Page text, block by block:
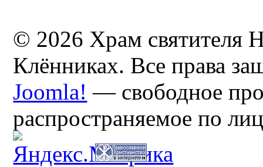
© 2026 Храм святителя
Клённиках. Все права
Joomla! — свободное
распространяемое по